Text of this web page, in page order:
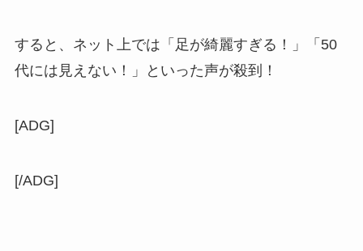
すると、ネット上では「足が綺麗すぎる！」「50
代には見えない！」といった声が殺到！
[ADG]
[/ADG]